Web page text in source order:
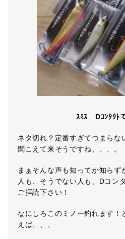
ｽﾐｽ Dｺﾝﾀｸﾄ
ネタ切れ？定番すぎてつまらな
聞こえて来そうですね、、、。
まぁそんな声も知ってか知らず
人も、そうでない人も、Dコン
ご拝読下さい！
なにしろこのミノー釣れます！
えば、、、